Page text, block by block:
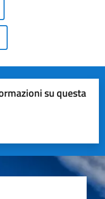
su questa
5